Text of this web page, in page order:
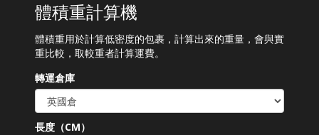
體積重計算機
體積重用於計算低密度的包裹，計算出來的重量，會與實
重比較，取較重者計算運費。
轉運倉庫
長度（CM）